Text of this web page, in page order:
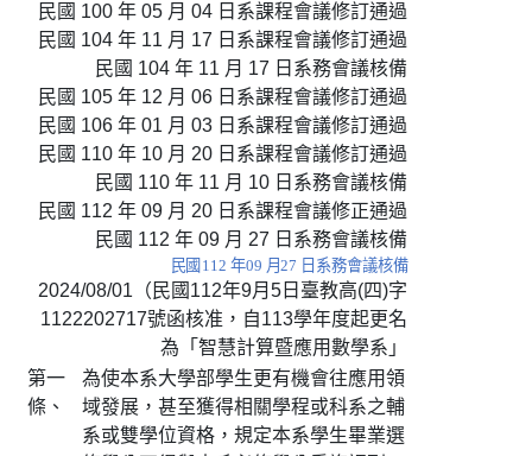
民國 100 年 05 月 04 日系課程會議修訂通過
民國 104 年 11 月 17 日系課程會議修訂通過
民國 104 年 11 月 17 日系務會議核備
民國 105 年 12 月 06 日系課程會議修訂通過
民國 106 年 01 月 03 日系課程會議修訂通過
民國 110 年 10 月 20 日系課程會議修訂通過
民國 110 年 11 月 10 日系務會議核備
民國 112 年 09 月 20 日系課程會議修正通過
民國 112 年 09 月 27 日系務會議核備
民國 112 年09 月27 日系務會議核備
2024/08/01（民國112年9月5日臺教高(四)字
1122202717號函核准，自113學年度起更名
為「智慧計算暨應用數學系」
第一
條、
為使本系大學部學生更有機會往應用領
域發展，甚至獲得相關學程或科系之輔
系或雙學位資格，規定本系學生畢業選